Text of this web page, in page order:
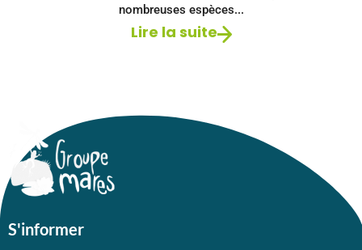
nombreuses espèces...
Lire la suite
S'informer